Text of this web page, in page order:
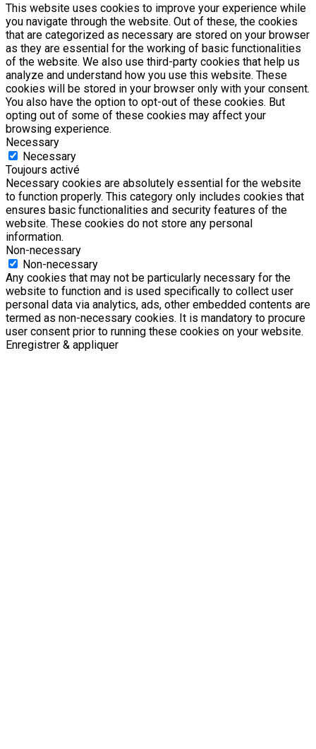
This website uses cookies to improve your experience while
you navigate through the website. Out of these, the cookies
that are categorized as necessary are stored on your browser
as they are essential for the working of basic functionalities
of the website. We also use third-party cookies that help us
analyze and understand how you use this website. These
cookies will be stored in your browser only with your consent.
You also have the option to opt-out of these cookies. But
opting out of some of these cookies may affect your
browsing experience.
Necessary
Necessary
Toujours activé
Necessary cookies are absolutely essential for the website
to function properly. This category only includes cookies that
ensures basic functionalities and security features of the
website. These cookies do not store any personal
information.
Non-necessary
Non-necessary
Any cookies that may not be particularly necessary for the
website to function and is used specifically to collect user
personal data via analytics, ads, other embedded contents are
termed as non-necessary cookies. It is mandatory to procure
user consent prior to running these cookies on your website.
Enregistrer & appliquer